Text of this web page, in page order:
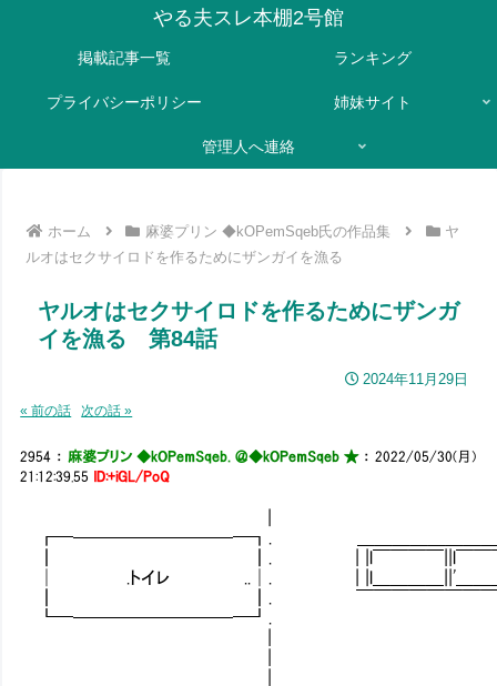
やる夫スレ本棚2号館
掲載記事一覧 ランキング
プライバシーポリシー 姉妹サイト
管理人へ連絡
ホーム 麻婆プリン ◆kOPemSqeb氏の作品集
ヤ
ルオはセクサイロドを作るためにザンガイを漁る
ヤルオはセクサイロドを作るためにザンガ
イを漁る 第84話
2024年11月29日
« 前の話 次の話 »
2954 ： 麻婆プリン ◆kOPemSqeb. ＠◆kOPemSqeb ★：2022/05/30(月)
21:12:39.55
ID:+iGL/PoQ
┏━─────────━┓. ＿＿＿＿＿＿＿＿
┃ ┃. | |l￣￣￣￣||l￣￣￣￣ l| |
│ .トイレ ..│. | |l＿＿＿＿||'＿＿
┃ ┃. ￣￣￣￣￣￣￣￣￣￣ |
┗━─────────━┛. | ＼＼